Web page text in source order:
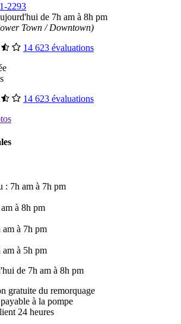
2293
de 7h am à 8h pm
Town / Downtown)
14 623 évaluations
14 623 évaluations
: 7h am à 7h pm
à 8h pm
am à 7h pm
à 5h pm
de 7h am à 8h pm
gratuite du remorquage
à la pompe
24 heures